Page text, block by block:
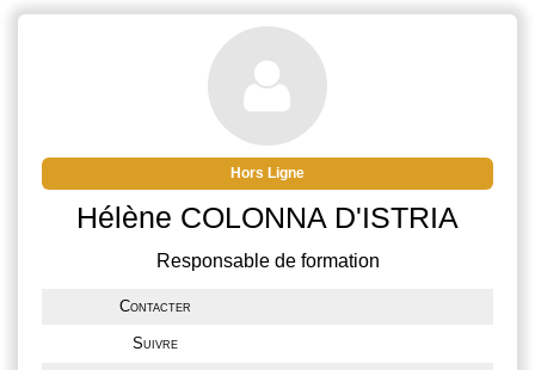
Corse du Sud, surplombant le fleuve et à
moins de 400 m de la plage, la Résidence
Capu Seninu propose 20 appartements du
studio au T3, entièrement rénovés en 2015.
Hors Ligne
Hélène COLONNA D'ISTRIA
Responsable de formation
Contacter
Suivre